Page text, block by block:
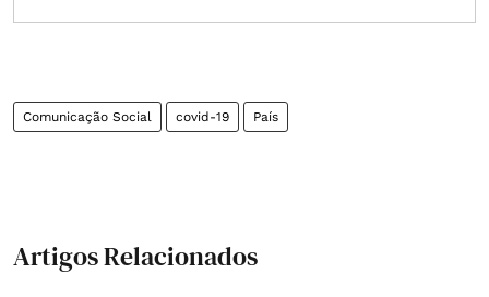
Comunicação Social covid-19 País
Artigos Relacionados